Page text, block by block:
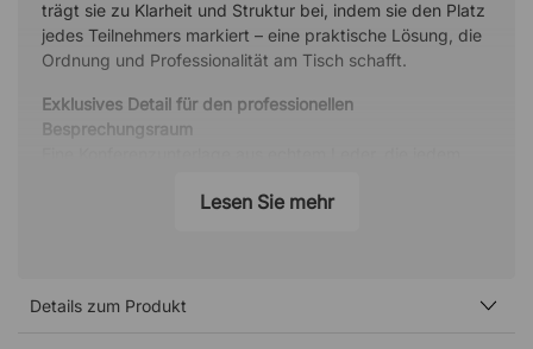
trägt sie zu Klarheit und Struktur bei, indem sie den Platz
jedes Teilnehmers markiert – eine praktische Lösung, die
Ordnung und Professionalität am Tisch schafft.
Exklusives Detail für den professionellen
Besprechungsraum
Das stilreine Design schafft einen durchdachten
Lesen Sie mehr
Details zum Produkt